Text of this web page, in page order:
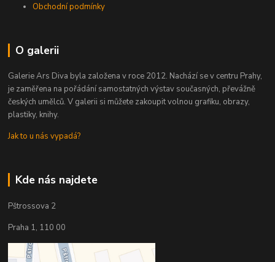
Obchodní podmínky
O galerii
Galerie Ars Diva byla založena v roce 2012. Nachází se v centru Prahy,
je zaměřena na pořádání samostatných výstav současných, převážně
českých umělců. V galerii si můžete zakoupit volnou grafiku, obrazy,
plastiky, knihy.
Jak to u nás vypadá?
Kde nás najdete
Pštrossova 2
Praha 1, 110 00